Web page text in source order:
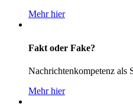
Mehr hier
Fakt oder Fake?
Nachrichtenkompetenz als
Mehr hier